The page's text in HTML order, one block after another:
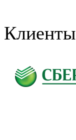
Клиенты